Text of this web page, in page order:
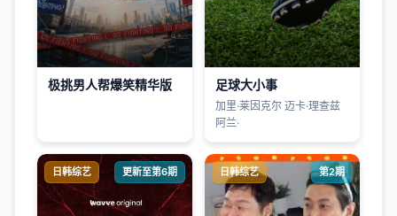
极挑男人帮爆笑精华版 足球大小事
加里·莱因克尔 迈卡·理查兹
阿兰·
日韩综艺 更新至第6期 日韩综艺 第2期